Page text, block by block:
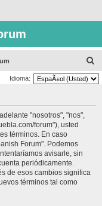
u
Idioma:
"nosotros", "nos",
forum"), usted
términos. En caso
Forum". Podemos
avisarle, sin
periódicamente.
de esos cambios significa
términos tal como